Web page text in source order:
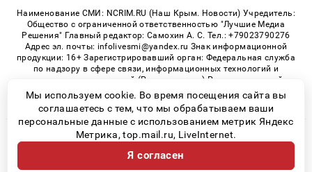
Наименование СМИ: NCRIM.RU (Наш Крым. Новости) Учредитель:
Общество с ограниченной ответственностью "Лучшие Медиа
Решения" Главный редактор: Самохин А. С. Тел.: +79023790276
Адрес эл. почты: infolivesmi@yandex.ru Знак информационной
продукции: 16+ Зарегистрировавший орган: Федеральная служба
по надзору в сфере связи, информационных технологий и
массовых коммуникаций (Роскомнадзор) Регистрационный
номер СМИ ЭЛ № ФС 77 - 81150 от 02.06.2021
© 2026 «nCrim.ru» | Все права защищены
Возрастная категория сайта 16+
Мы используем cookie. Во время посещения сайта вы
соглашаетесь с тем, что мы обрабатываем ваши
персональные данные с использованием метрик Яндекс
Метрика, top.mail.ru, LiveInternet.
Я согласен